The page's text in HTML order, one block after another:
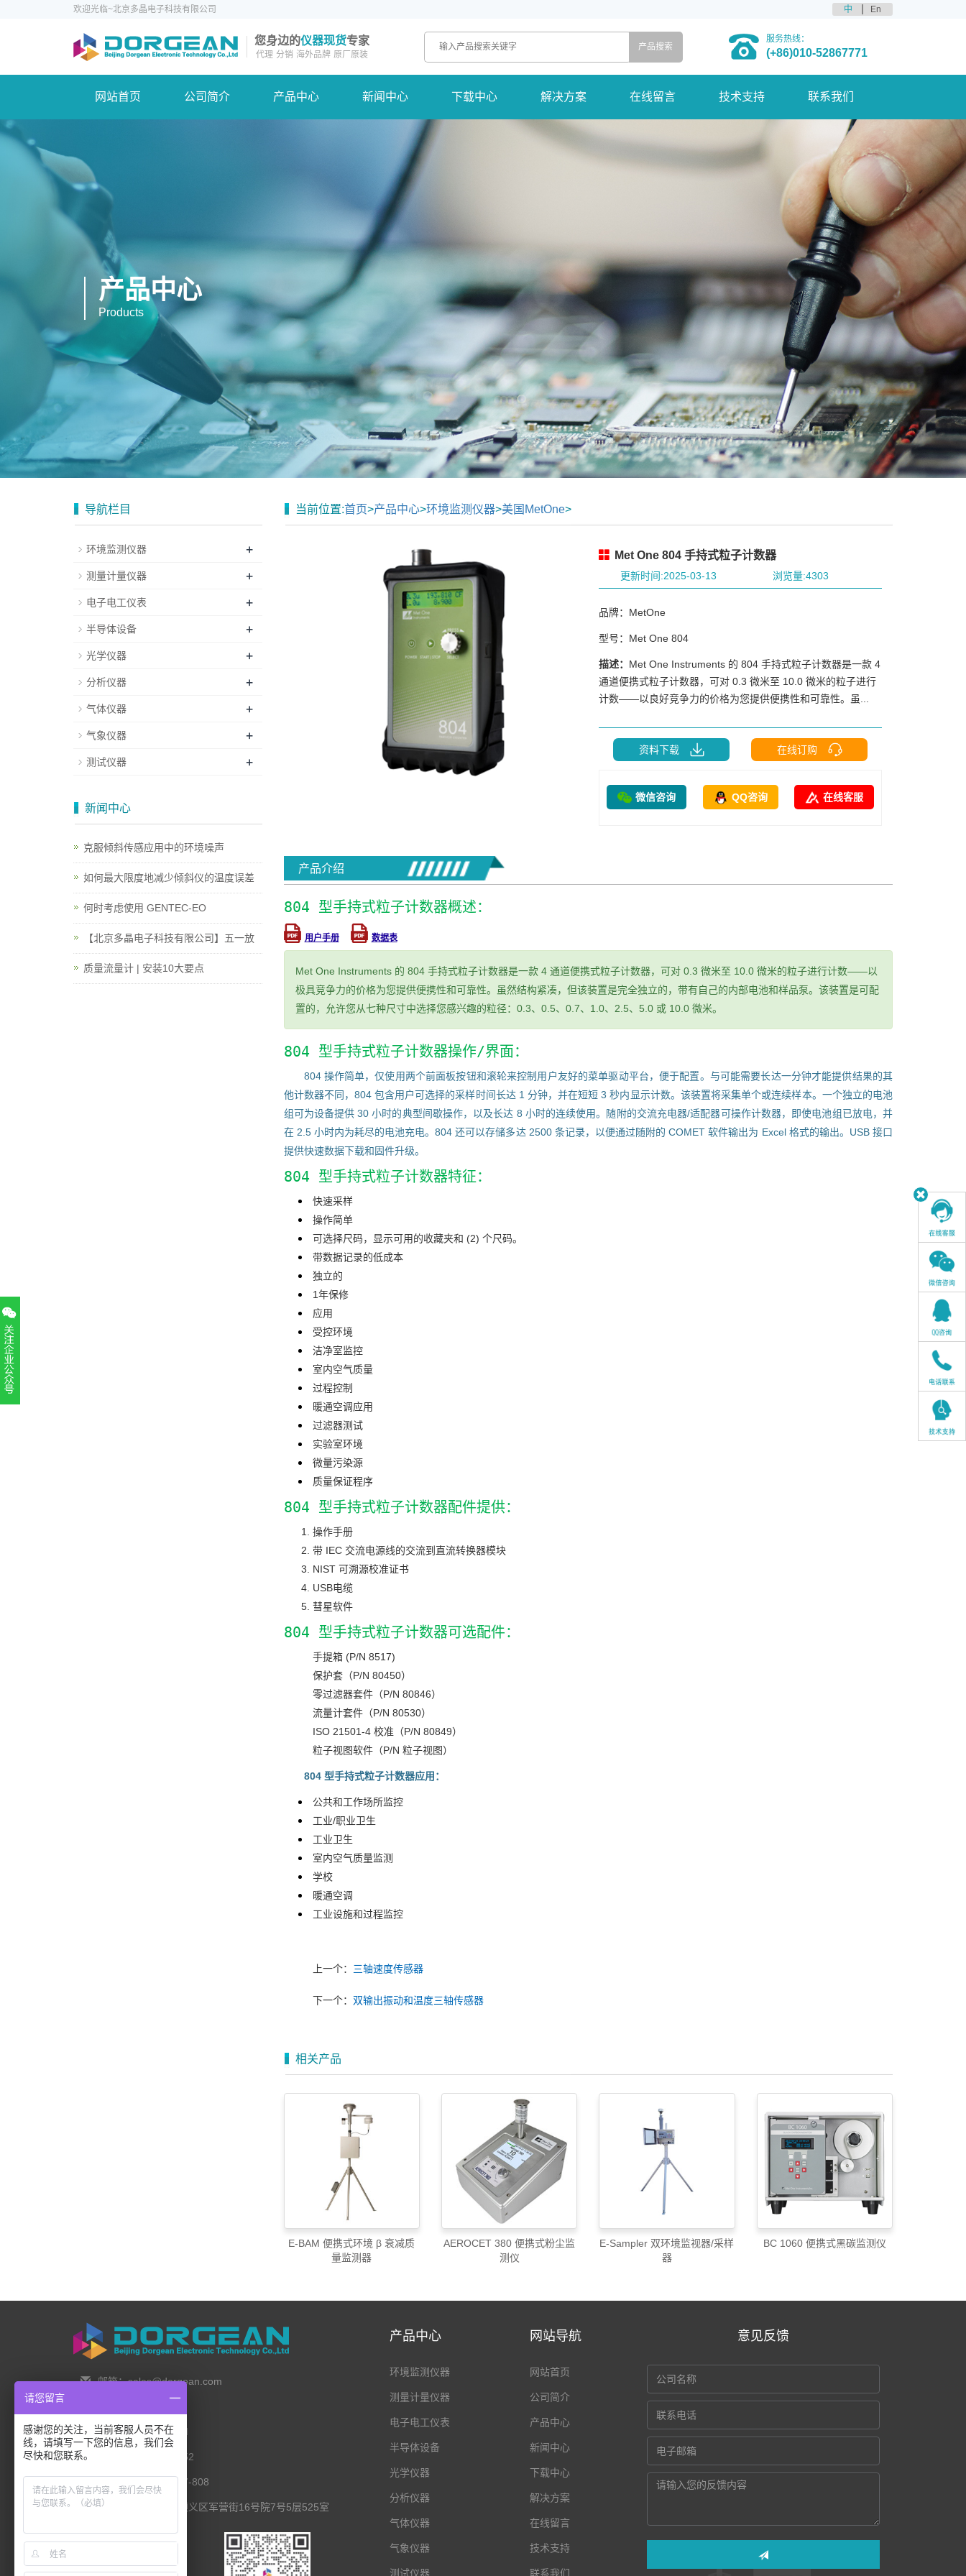
欢迎光临~北京多晶电子科技有限公司 中 En
您身边的仪器现货专家
代理 分销 海外品牌 原厂原装
服务热线：
(+86)010-52867771
网站首页 公司简介 产品中心 新闻中心 下载中心 解决方案 在线留言 技术支持 联系我们
产品中心
Products
当前位置:首页>产品中心>环境监测仪器>美国MetOne>
Met One 804 手持式粒子计数器
更新时间:2025-03-13 浏览量:4303
品牌：MetOne
型号：Met One 804
描述： Met One Instruments 的 804 手持式粒子计数器是一款 4
通道便携式粒子计数器，可对 0.3 微米至 10.0 微米的粒子进行
计数——以良好竞争力的价格为您提供便携性和可靠性。虽...
资料下载 在线订购
微信咨询 QQ咨询 在线客服
产品介绍
804 型手持式粒子计数器概述：
用户手册 数据表
Met One Instruments 的 804 手持式粒子计数器是一款 4 通道便携式粒子计数器，可对 0.3 微米至 10.0 微米的粒子进行计数——以
极具竞争力的价格为您提供便携性和可靠性。虽然结构紧凑，但该装置是完全独立的，带有自己的内部电池和样品泵。该装置是可配
置的，允许您从七种尺寸中选择您感兴趣的粒径：0.3、0.5、0.7、1.0、2.5、5.0 或 10.0 微米。
804 型手持式粒子计数器操作/界面：
804 操作简单，仅使用两个前面板按钮和滚轮来控制用户友好的菜单驱动平台，便于配置。与可能需要长达一分钟才能提供结果的其
他计数器不同，804 包含用户可选择的采样时间长达 1 分钟，并在短短 3 秒内显示计数。该装置将采集单个或连续样本。一个独立的电池
组可为设备提供 30 小时的典型间歇操作，以及长达 8 小时的连续使用。随附的交流充电器/适配器可操作计数器，即使电池组已放电，并
在 2.5 小时内为耗尽的电池充电。804 还可以存储多达 2500 条记录，以便通过随附的 COMET 软件输出为 Excel 格式的输出。USB 接口
提供快速数据下载和固件升级。
804 型手持式粒子计数器特征：
快速采样
操作简单
可选择尺码，显示可用的收藏夹和 (2) 个尺码。
带数据记录的低成本
独立的
1年保修
应用
受控环境
洁净室监控
室内空气质量
过程控制
暖通空调应用
过滤器测试
实验室环境
微量污染源
质量保证程序
804 型手持式粒子计数器配件提供：
操作手册
带 IEC 交流电源线的交流到直流转换器模块
NIST 可溯源校准证书
USB电缆
彗星软件
804 型手持式粒子计数器可选配件：
手提箱 (P/N 8517)
保护套（P/N 80450）
零过滤器套件（P/N 80846）
流量计套件（P/N 80530）
ISO 21501-4 校准（P/N 80849）
粒子视图软件（P/N 粒子视图）
804 型手持式粒子计数器应用：
公共和工作场所监控
工业/职业卫生
工业卫生
室内空气质量监测
学校
暖通空调
工业设施和过程监控
上一个： 三轴速度传感器
下一个： 双输出振动和温度三轴传感器
相关产品
E-BAM 便携式环境 β 衰减质
量监测器
AEROCET 380 便携式粉尘监
测仪
E-Sampler 双环境监视器/采样
器
BC 1060 便携式黑碳监测仪
导航栏目
环境监测仪器 +
测量计量仪器 +
电子电工仪表 +
半导体设备 +
光学仪器 +
分析仪器 +
气体仪器 +
气象仪器 +
测试仪器 +
新闻中心
克服倾斜传感应用中的环境噪声
如何最大限度地减少倾斜仪的温度误差
何时考虑使用 GENTEC-EO
【北京多晶电子科技有限公司】五一放
质量流量计 | 安装10大要点
邮箱：sales@dorgean.com
电话：0l0-5286777I
手机：138 1111 I452
传真：0I0-8235l027-808
联系地址：北京市顺义区军营街16号院7号5层525室
产品中心
环境监测仪器
测量计量仪器
电子电工仪表
半导体设备
光学仪器
分析仪器
气体仪器
气象仪器
测试仪器
网站导航
网站首页
公司简介
产品中心
新闻中心
下载中心
解决方案
在线留言
技术支持
联系我们
意见反馈
扫一扫，关注官方账号
请您留言
感谢您的关注，当前客服人员不在
线，请填写一下您的信息，我们会
尽快和您联系。